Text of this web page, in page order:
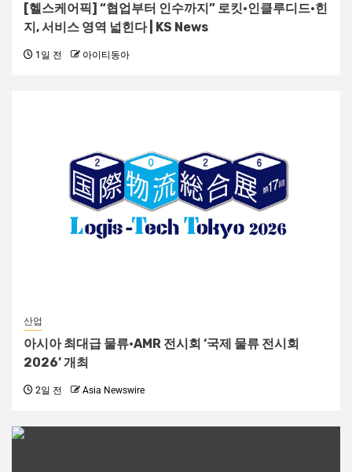
[헬스케어픽] “협업부터 인수까지” 로킷·인클루디드·힌
지, 서비스 영역 넓힌다 | KS News
1일 전 아이티동아
산업
아시아 최대급 물류·AMR 전시회 ‘국제 물류 전시회
2026’ 개최
2일 전 Asia Newswire